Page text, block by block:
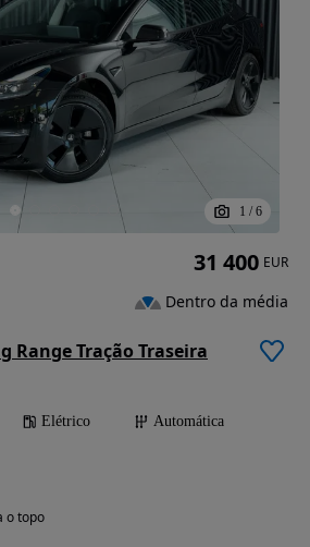
1 / 6
Range Tração Traseira
Elétrico
Automática
o topo
31 400 EUR
Dentro da média